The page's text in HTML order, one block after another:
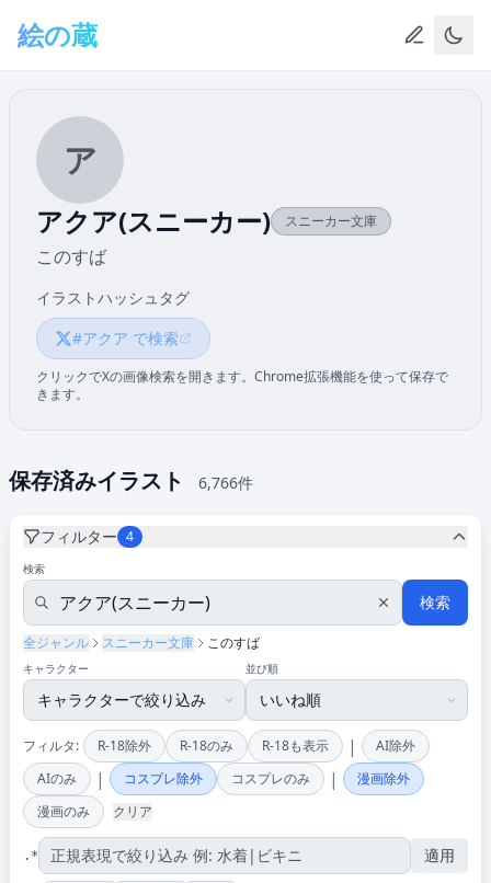
絵の蔵
ア
アクア(スニーカー) スニーカー文庫
このすば
イラストハッシュタグ
#アクア で検索
クリックでXの画像検索を開きます。Chrome拡張機能を使って保存で
きます。
保存済みイラスト 6,766件
フィルター 4
検索
検索
全ジャンル スニーカー文庫 このすば
キャラクター 並び順
フィルタ: R-18除外 R-18のみ R-18も表示 |
AI除外
AIのみ
| コスプレ除外 コスプレのみ |
漫画除外
漫画のみ
クリア
.* 適用